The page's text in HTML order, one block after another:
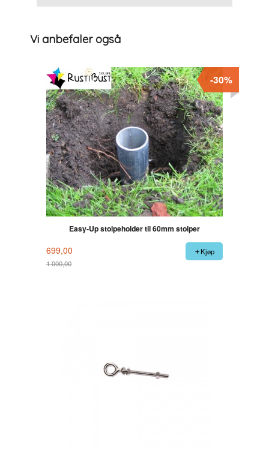
Vi anbefaler også
Easy-Up stolpeholder til 60mm stolper
699,00
1 000,00
-30%
Kjøp